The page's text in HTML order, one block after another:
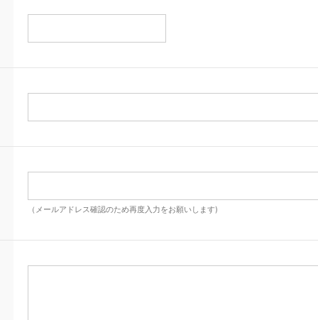
（メールアドレス確認のため再度入力をお願いします)